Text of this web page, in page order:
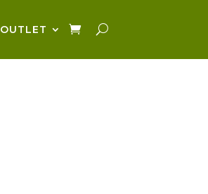
OUTLET